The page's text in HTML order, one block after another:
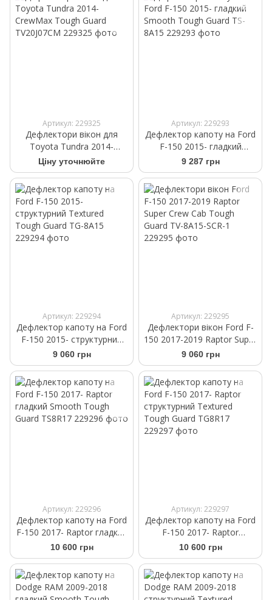
Артикул: 229325
Дефлектори вікон для
Toyota Tundra 2014-
CrewMax Tough Guard
TV20J07CM
Ціну уточнюйте
Артикул: 229293
Дефлектор капоту на Ford
F-150 2015- гладкий
Smooth Tough Guard TS-
8A15
9 287 грн
Артикул: 229294
Дефлектор капоту на Ford
F-150 2015- структурний
Textured Tough Guard TG-
8A15
9 060 грн
Артикул: 229295
Дефлектори вікон Ford F-
150 2017-2019 Raptor Super
Crew Cab Tough Guard TV-
8A15-SCR-1
9 060 грн
Артикул: 229296
Дефлектор капоту на Ford
F-150 2017- Raptor гладкий
Smooth Tough Guard
TS8R17
10 600 грн
Артикул: 229297
Дефлектор капоту на Ford
F-150 2017- Raptor
структурний Textured
Tough Guard TG8R17
10 600 грн